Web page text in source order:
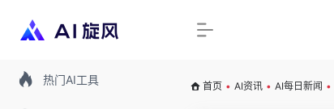
热门AI工具 首页 • AI资讯 • AI每日新闻 •